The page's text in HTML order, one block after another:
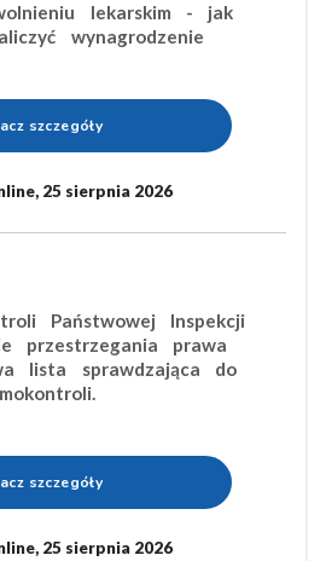
lekarskim - jak
wynagrodzenie
szczegóły
25 sierpnia 2026
Państwowej Inspekcji
przestrzegania prawa
lista sprawdzająca do
szczegóły
25 sierpnia 2026